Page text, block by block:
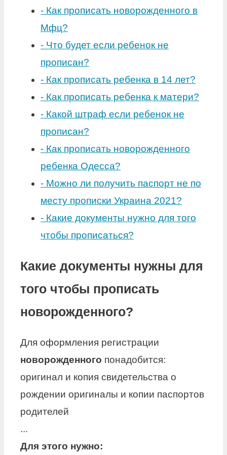
- Как прописать новорожденного в
Мфц?
- Что будет если ребенок не
прописан?
- Как прописать ребенка в 14 лет?
- Как прописать ребенка к матери?
- Какой штраф если ребенок не
прописан?
- Как прописать новорожденного
ребенка Одесса?
- Можно ли получить паспорт не по
месту прописки Украина 2021?
- Какие документы нужно для того
чтобы прописаться?
Какие документы нужны для
того чтобы прописать
новорожденного?
Для оформления регистрации
новорожденного понадобится:
оригинал и копия свидетельства о
рождении оригиналы и копии паспортов
родителей
...
Для этого нужно: